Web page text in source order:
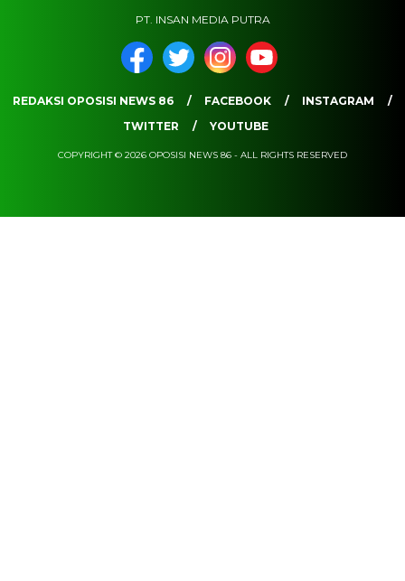
PT. INSAN MEDIA PUTRA
REDAKSI OPOSISI NEWS 86 FACEBOOK
INSTAGRAM
TWITTER
YOUTUBE
COPYRIGHT © 2026 OPOSISI NEWS 86 - ALL RIGHTS RESERVED